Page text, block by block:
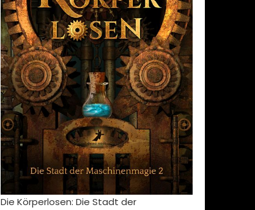
Die Körperlosen: Die Stadt der